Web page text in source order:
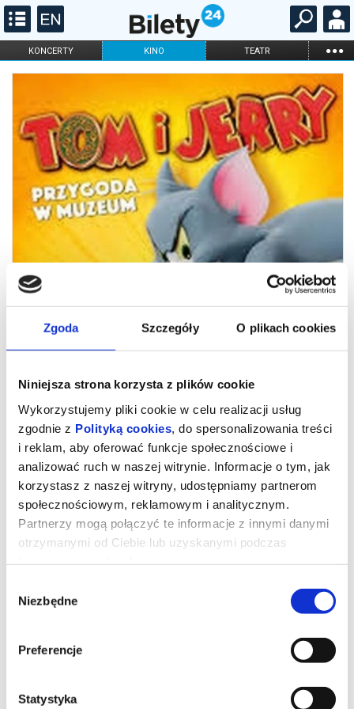
Zgoda Szczegóły O plikach cookies
Niniejsza strona korzysta z plików cookie
Wykorzystujemy pliki cookie w celu realizacji usług
zgodnie z Polityką cookies , do spersonalizowania treści
i reklam, aby oferować funkcje społecznościowe i
analizować ruch w naszej witrynie. Informacje o tym, jak
korzystasz z naszej witryny, udostępniamy partnerom
społecznościowym, reklamowym i analitycznym.
Partnerzy mogą połączyć te informacje z innymi danymi
otrzymanymi od Ciebie lub uzyskanymi podczas
zgody
Niezbędne
Preferencje
Statystyka
KONCERTY KINO TEATR ...
FILHARMONIA OPERA I BALET
KARNETY
Tom i Jerry: Przygoda w muzeum
Podczas pościgu w nowojorskim Metropolitan Museum Tom i
Jerry przypadkowo uruchamiają mityczny Astralny Kompas, który
przenosi ich do olśniewającego Złotego Miasta rodem ze
wpada w sidła niebezpiecznego szczurzego bossa. Gdy losy
miasta zawisną na włosku, odwieczni wrogowie będą musieli